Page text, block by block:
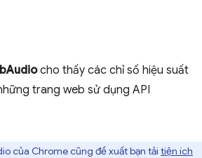
cho thấy các chỉ số hiệu suất
trang web sử dụng API
của Chrome cũng đề xuất bạn tải tiện ích